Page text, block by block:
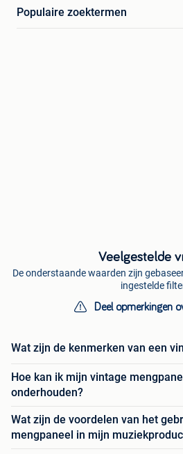
Populaire zoektermen
Veelgestelde
De onderstaande waarden zijn
ingestelde
Deel opmerkingen
Wat zijn de kenmerken van een
Hoe kan ik mijn vintage
onderhouden?
Wat zijn de voordelen van het
mengpaneel in mijn